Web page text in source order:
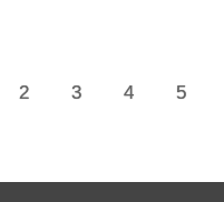
2 3 4 5